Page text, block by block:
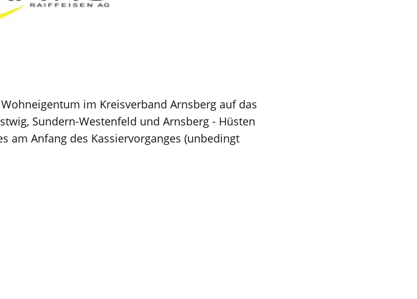
im Kreisverband Arnsberg auf das
Sundern-Westenfeld und Arnsberg - Hüsten
am Anfang des Kassiervorganges (unbedingt